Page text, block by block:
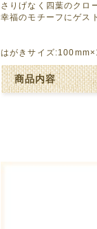
さりげなく四葉のクロ
幸福のモチーフにゲス
はがきサイズ
商品内容